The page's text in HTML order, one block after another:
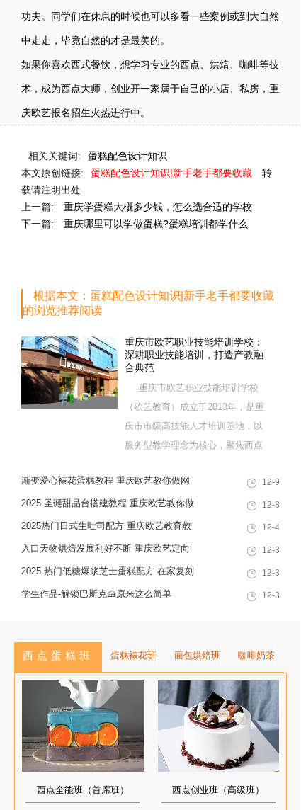
功夫。同学们在休息的时候也可以多看一些案例或到大自然
中走走，毕竟自然的才是最美的。
如果你喜欢西式餐饮，想学习专业的西点、烘焙、咖啡等技
术，成为西点大师，创业开一家属于自己的小店、私房，重
庆欧艺报名招生火热进行中。
相关关键词:
蛋糕配色设计知识
本文原创链接:
蛋糕配色设计知识|新手老手都要收藏
转
载请注明出处
上一篇:
重庆学蛋糕大概多少钱，怎么选合适的学校
下一篇:
重庆哪里可以学做蛋糕?蛋糕培训都学什么
根据本文：蛋糕配色设计知识|新手老手都要收藏
的浏览推荐阅读
重庆市欧艺职业技能培训学校：
深耕职业技能培训，打造产教融
合典范
重庆市欧艺职业技能培训学校
（欧艺教育）成立于2013年，是重
庆市市级高技能人才培训基地，以
服务型教学理念为核心，聚焦西点
十余载，致力于培养兼具社会责任
感与创新思维的复合型行业高技能
人才，是集技能培训、证书认定、
渐变爱心裱花蛋糕教程 重庆欧艺教你做网
红韩式奶油霜裱花蛋糕
12-9
2025 圣诞甜品台搭建教程 重庆欧艺教你做
高颜值圣诞甜品组合
12-8
2025热门日式生吐司配方 重庆欧艺教育教
你在家做出软韧拉丝面包
12-4
入口天物烘焙发展利好不断 重庆欧艺定向
培养专业人才赋能行业
12-3
2025 热门低糖爆浆芝士蛋糕配方 在家复刻
网红甜品教程
12-3
学生作品-解锁巴斯克🍰原来这么简单 12-3
西点蛋糕班 蛋糕裱花班 面包烘焙班 咖啡奶茶
西点全能班（首席班） 西点创业班（高级班）